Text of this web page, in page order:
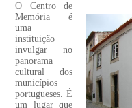
O Centro de
Memória é
uma
instituição
invulgar no
panorama
cultural dos
municípios
portugueses. É
um lugar que